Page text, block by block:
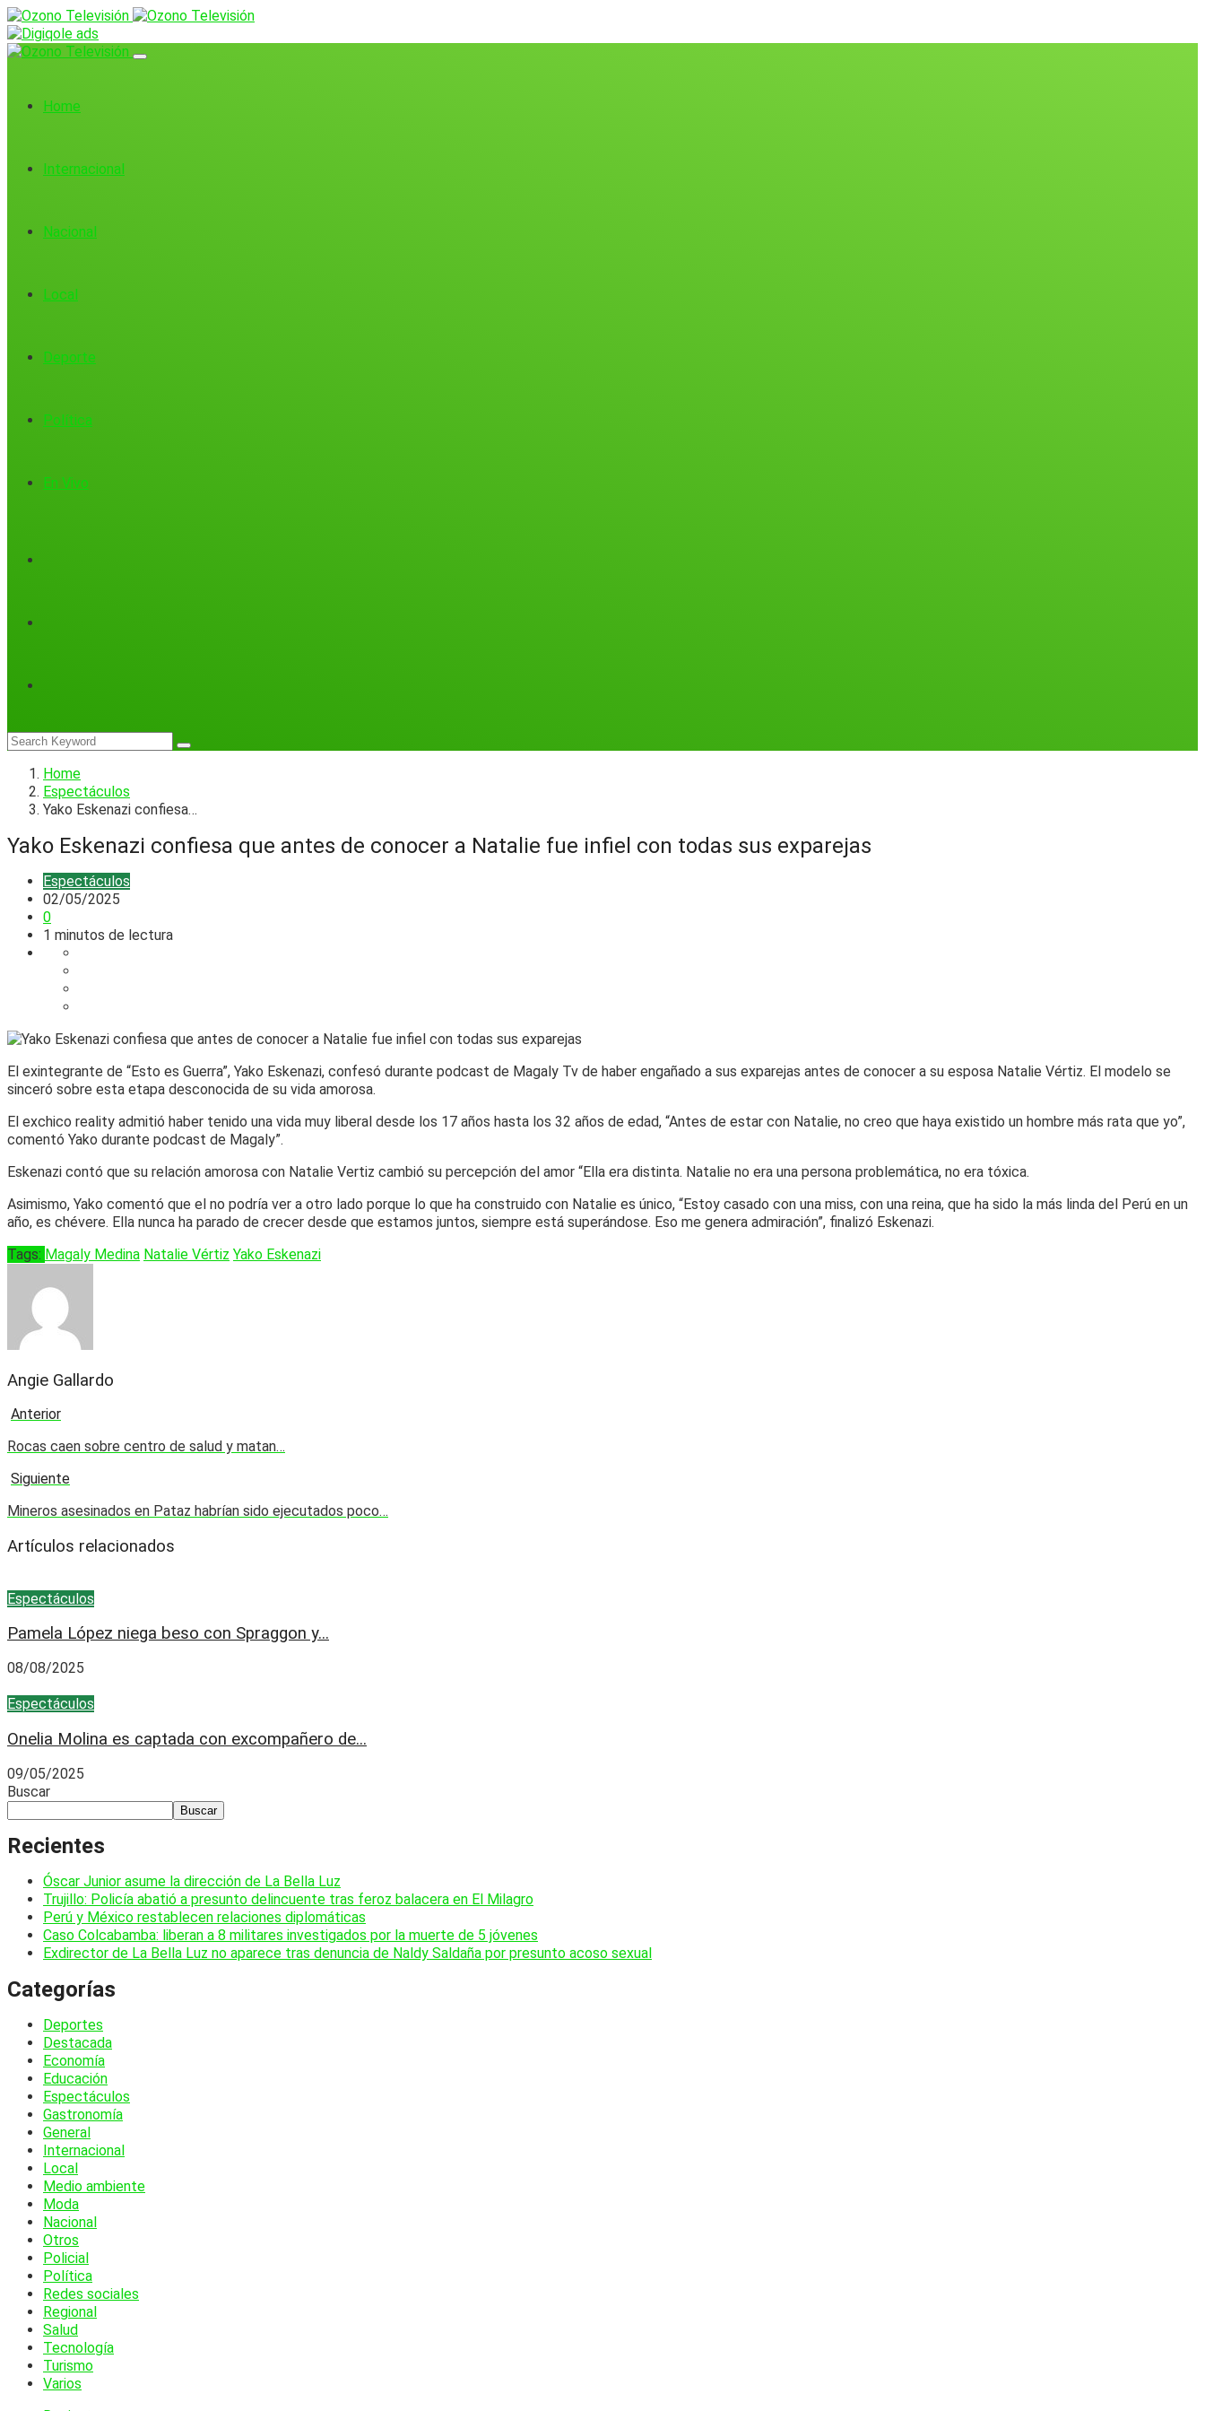
Home
Internacional
Nacional
Local
Deporte
Política
En Vivo
Home
Espectáculos
Yako Eskenazi confiesa…
Yako Eskenazi confiesa que antes de conocer a Natalie fue infiel con todas sus exparejas
Espectáculos
02/05/2025
0
1 minutos de lectura
El exintegrante de “Esto es Guerra”, Yako Eskenazi, confesó durante podcast de Magaly Tv de haber engañado a sus exparejas antes de conocer a su esposa Natalie Vértiz. El modelo se
sinceró sobre esta etapa desconocida de su vida amorosa.
El exchico reality admitió haber tenido una vida muy liberal desde los 17 años hasta los 32 años de edad, “Antes de estar con Natalie, no creo que haya existido un hombre más rata que yo”,
comentó Yako durante podcast de Magaly”.
Eskenazi contó que su relación amorosa con Natalie Vertiz cambió su percepción del amor “Ella era distinta. Natalie no era una persona problemática, no era tóxica.
Asimismo, Yako comentó que el no podría ver a otro lado porque lo que ha construido con Natalie es único, “Estoy casado con una miss, con una reina, que ha sido la más linda del Perú en un
año, es chévere. Ella nunca ha parado de crecer desde que estamos juntos, siempre está superándose. Eso me genera admiración”, finalizó Eskenazi.
Tags: Magaly Medina Natalie Vértiz Yako Eskenazi
Angie Gallardo
Anterior
Rocas caen sobre centro de salud y matan…
Siguiente
Mineros asesinados en Pataz habrían sido ejecutados poco…
Artículos relacionados
Espectáculos
Pamela López niega beso con Spraggon y...
08/08/2025
Espectáculos
Onelia Molina es captada con excompañero de...
09/05/2025
Buscar
Buscar
Recientes
Óscar Junior asume la dirección de La Bella Luz
Trujillo: Policía abatió a presunto delincuente tras feroz balacera en El Milagro
Perú y México restablecen relaciones diplomáticas
Caso Colcabamba: liberan a 8 militares investigados por la muerte de 5 jóvenes
Exdirector de La Bella Luz no aparece tras denuncia de Naldy Saldaña por presunto acoso sexual
Categorías
Deportes
Destacada
Economía
Educación
Espectáculos
Gastronomía
General
Internacional
Local
Medio ambiente
Moda
Nacional
Otros
Policial
Política
Redes sociales
Regional
Salud
Tecnología
Turismo
Varios